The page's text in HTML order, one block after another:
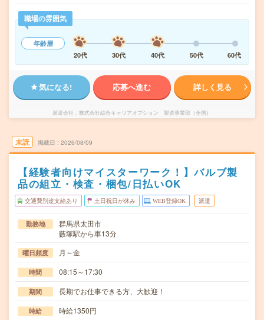
職場の雰囲気
年齢層
20代
30代 40代 50代 60代
気になる! 応募へ進む 詳しく見る
派遣会社 株式会社綜合キャリアオプション 製造事業部（全国）
未読 掲載日 2026/08/09
【経験者向けマイスターワーク！】バルブ製
品の組立・検査・梱包/日払いOK
交通費別途支給あり 土日祝日が休み WEB登録OK 派遣
勤務地
群馬県太田市
藪塚駅から車13分
曜日頻度 月～金
時間 08:15～17:30
期間 長期でお仕事できる方、大歓迎！
時給 時給1350円